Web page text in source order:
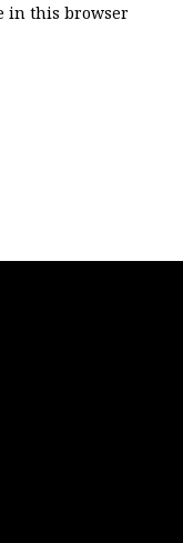
in this browser